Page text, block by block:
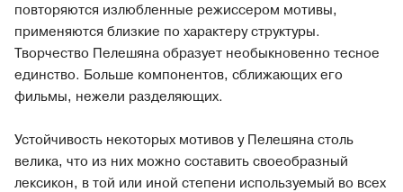
повторяются излюбленные режиссером мотивы,
применяются близкие по характеру структуры.
Творчество Пелешяна образует необыкновенно тесное
единство. Больше компонентов, сближающих его
фильмы, нежели разделяющих.
Устойчивость некоторых мотивов у Пелешяна столь
велика, что из них можно составить своеобразный
лексикон, в той или иной степени используемый во всех